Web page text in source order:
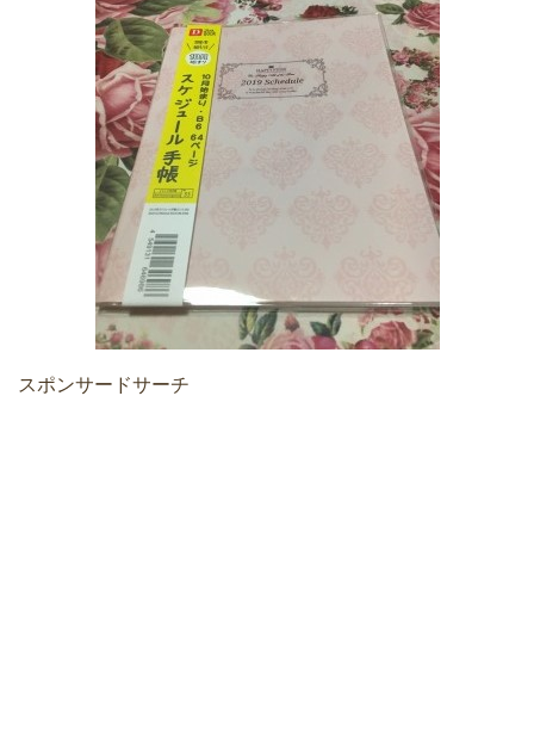
スポンサードサーチ